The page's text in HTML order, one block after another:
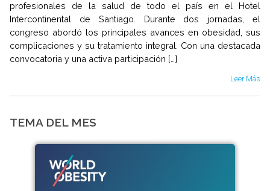
profesionales de la salud de todo el país en el Hotel
Intercontinental de Santiago. Durante dos jornadas, el
congreso abordó los principales avances en obesidad, sus
complicaciones y su tratamiento integral. Con una destacada
convocatoria y una activa participación […]
Leer Más
TEMA DEL MES